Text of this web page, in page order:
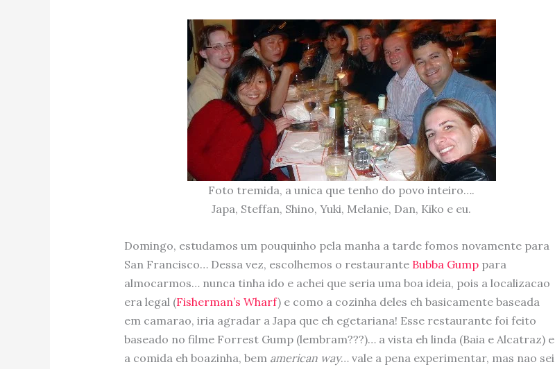
Foto tremida, a unica que tenho do povo inteiro….
Japa, Steffan, Shino, Yuki, Melanie, Dan, Kiko e eu.
Domingo, estudamos um pouquinho pela manha a tarde fomos novamente para
San Francisco… Dessa vez, escolhemos o restaurante Bubba Gumppara
almocarmos… nunca tinha ido e achei que seria uma boa ideia, pois a localizacao
era legal (Fisherman’s Wharf) e como a cozinha deles eh basicamente baseada
em camarao, iria agradar a Japa que eh egetariana! Esse restaurante foi feito
baseado no filme Forrest Gump (lembram???)… a vista eh linda (Baia e Alcatraz) e
a comida eh boazinha, bem american way… vale a pena experimentar, mas nao sei